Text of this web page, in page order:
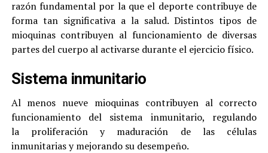
razón fundamental por la que el deporte contribuye de
forma tan significativa a la salud. Distintos tipos de
mioquinas contribuyen al funcionamiento de diversas
partes del cuerpo al activarse durante el ejercicio físico.
Sistema inmunitario
Al menos nueve mioquinas contribuyen al correcto
funcionamiento del sistema inmunitario, regulando
la proliferación y maduración de las células
inmunitarias y mejorando su desempeño.